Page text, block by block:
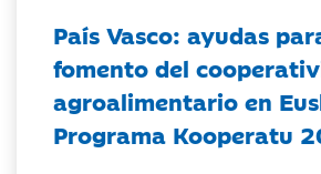
País Vasco: ayudas
fomento del
agroalimentario en
Programa Kooperatu